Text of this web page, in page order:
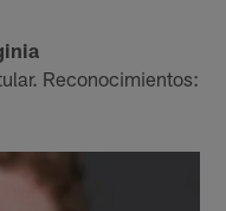
Reconocimientos: